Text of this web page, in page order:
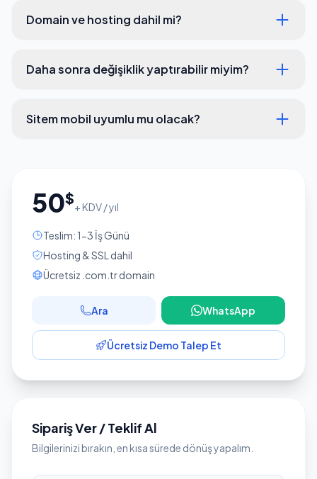
Domain ve hosting dahil mi?
Daha sonra değişiklik yaptırabilir miyim?
Sitem mobil uyumlu mu olacak?
50$+ KDV / yıl
Teslim: 1-3 İş Günü
Hosting & SSL dahil
Ücretsiz .com.tr domain
Ara WhatsApp
Ücretsiz Demo Talep Et
Sipariş Ver / Teklif Al
Bilgilerinizi bırakın, en kısa sürede dönüş yapalım.